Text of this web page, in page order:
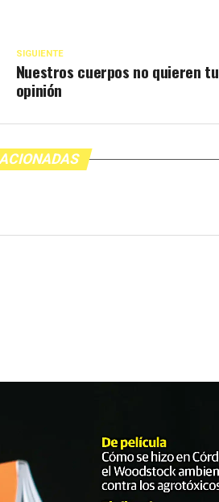
SIGUIENTE
Nuestros cuerpos no quieren tu
opinión